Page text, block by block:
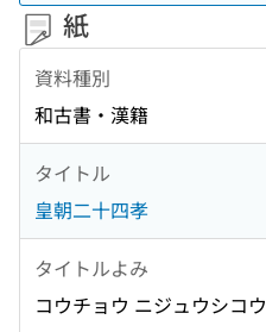
紙
資料種別
和古書・漢籍
タイトル
皇朝二十四孝
タイトルよみ
コウチョウ ニジュウシコウ